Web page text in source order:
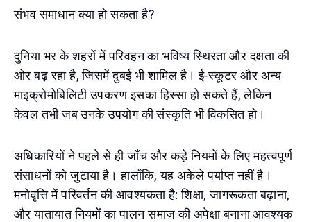
संभव समाधान क्या हो सकता है?
दुनिया भर के शहरों में परिवहन का भविष्य स्थिरता और दक्षता की
ओर बढ़ रहा है, जिसमें दुबई भी शामिल है। ई-स्कूटर और अन्य
माइक्रोमोबिलिटी उपकरण इसका हिस्सा हो सकते हैं, लेकिन
केवल तभी जब उनके उपयोग की संस्कृति भी विकसित हो।
अधिकारियों ने पहले से ही जाँच और कड़े नियमों के लिए महत्वपूर्ण
संसाधनों को जुटाया है। हालाँकि, यह अकेले पर्याप्त नहीं है।
मनोवृत्ति में परिवर्तन की आवश्यकता है: शिक्षा, जागरूकता बढ़ाना,
और यातायात नियमों का पालन समाज की अपेक्षा बनाना आवश्यक